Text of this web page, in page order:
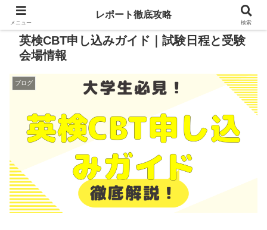
英検CBT申し込みガイド｜試験日程と受験
会場情報
ブログ
メニュー
レポート徹底攻略
検索